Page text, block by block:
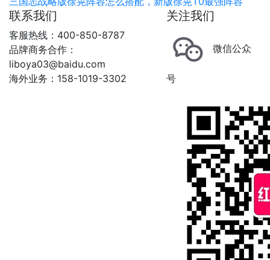
联系我们
客服热线：400-850-8787
品牌商务合作：
liboya03@baidu.com
海外业务：158-1019-3302
关注我们
微信公众
号